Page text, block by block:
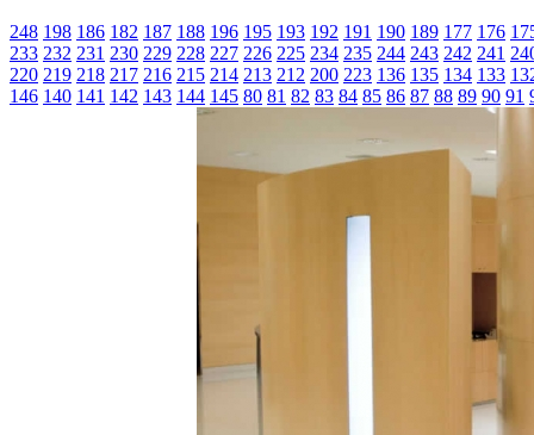
248 198 186 182 187 188 196 195 193 192 191 190 189 177 176
233 232 231 230 229 228 227 226 225 234 235 244 243 242 241
220 219 218 217 216 215 214 213 212 200 223 136 135 134 133
146 140 141 142 143 144 145 80 81 82 83 84 85 86 87 88 89 90 91